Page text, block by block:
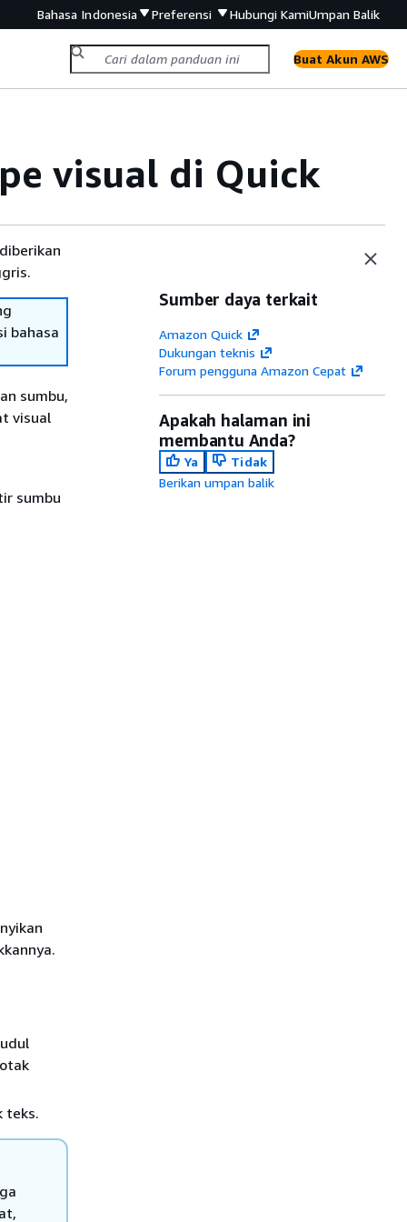
Bahasa Indonesia Preferensi Hubungi KamiUmpan Balik
Buat Akun AWS
visual di Quick
bahasa
sumbu,
visual
sumbu
teks.
Sumber daya terkait
Amazon Quick
Dukungan teknis
Forum pengguna Amazon Cepat
Apakah halaman ini
membantu Anda?
Ya
Tidak
Berikan umpan balik